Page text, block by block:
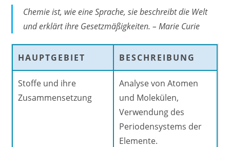
Chemie ist, wie eine Sprache, sie beschreibt die Welt
und erklärt ihre Gesetzmäßigkeiten. – Marie Curie
HAUPTGEBIET BESCHREIBUNG
Stoffe und ihre
Zusammensetzung
Analyse von Atomen
und Molekülen,
Verwendung des
Periodensystems der
Elemente.